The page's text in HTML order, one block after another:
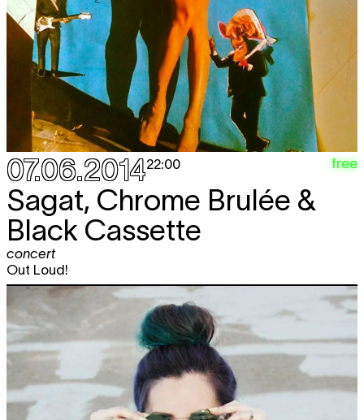
07.06.201422:00 free
Sagat, Chrome Brulée &
Black Cassette
concert
Out Loud!